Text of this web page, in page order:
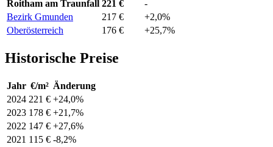
Roitham am Traunfall 221 €
-
Bezirk Gmunden
217 €
+2,0%
Oberösterreich
176 € +25,7%
Historische Preise
Jahr €/m² Änderung
2024 221 € +24,0%
2023 178 € +21,7%
2022 147 € +27,6%
2021 115 € -8,2%